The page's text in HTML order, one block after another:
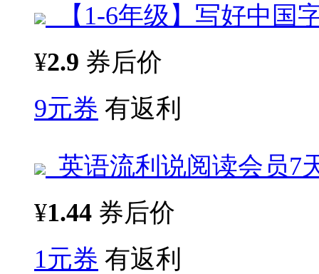
【1-6年级】写好中国
¥2.9 券后价
9元券 有返利
英语流利说阅读会员7
¥1.44 券后价
1元券 有返利